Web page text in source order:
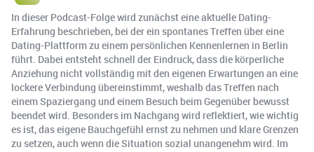
In dieser Podcast-Folge wird zunächst eine aktuelle Dating-
Erfahrung beschrieben, bei der ein spontanes Treffen über eine
Dating-Plattform zu einem persönlichen Kennenlernen in Berlin
führt. Dabei entsteht schnell der Eindruck, dass die körperliche
Anziehung nicht vollständig mit den eigenen Erwartungen an eine
lockere Verbindung übereinstimmt, weshalb das Treffen nach
einem Spaziergang und einem Besuch beim Gegenüber bewusst
beendet wird. Besonders im Nachgang wird reflektiert, wie wichtig
es ist, das eigene Bauchgefühl ernst zu nehmen und klare Grenzen
zu setzen, auch wenn die Situation sozial unangenehm wird. Im